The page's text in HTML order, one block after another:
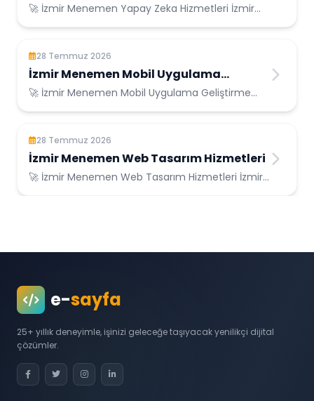
🚀 İzmir Menemen Yapay Zeka Hizmetleri İzmir
28 Temmuz 2026
İzmir Menemen Mobil Uygulama
Geliştirme
🚀 İzmir Menemen Mobil Uygulama Geliştirme
28 Temmuz 2026
İzmir Menemen Web Tasarım Hizmetleri
🚀 İzmir Menemen Web Tasarım Hizmetleri İzmir
e-sayfa
25+ yıllık deneyimle, işinizi geleceğe taşıyacak yenilikçi dijital
çözümler.